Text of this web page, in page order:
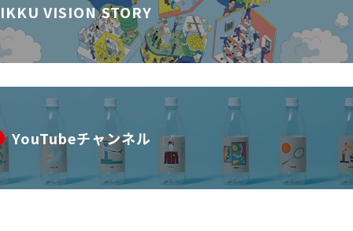
VISION STORY
YouTubeチャンネル